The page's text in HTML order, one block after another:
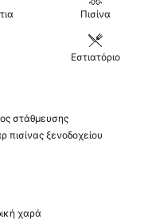
Πισίνα
Εστιατόριο
στάθμευσης
πισίνας ξενοδοχείου
χαρά